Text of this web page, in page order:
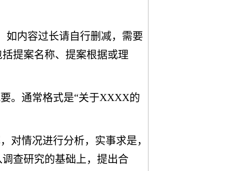
如内容过长请自行删减，需要
提案名称、提案根据或理
。通常格式是“关于XXXX的
对情况进行分析，实事求是，
查研究的基础上，提出合